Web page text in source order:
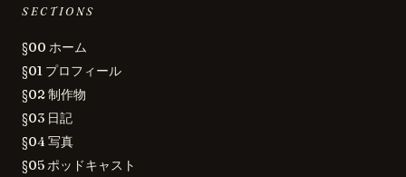
SECTIONS
§00 ホーム
§01 プロフィール
§02 制作物
§03 日記
§04 写真
§05 ポッドキャスト